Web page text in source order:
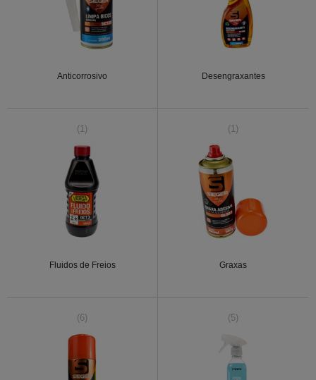
Anticorrosivo Desengraxantes
(1)
Fluidos de Freios
(1)
Graxas
(6) (5)